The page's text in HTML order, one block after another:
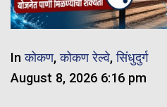
Inकोकण,कोकण रेल्वे,सिंधुदुर्ग
August 8, 2026 6:16 pm